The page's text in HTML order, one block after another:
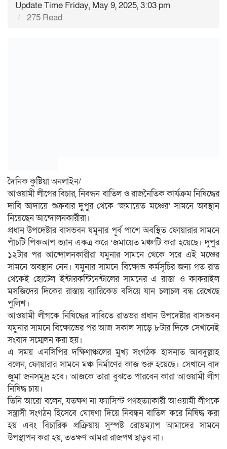
Update Time Friday, May 9, 2025, 3:03 pm
275 Read
দৈনিক কুষ্টিয়া অনলাইন/
আওয়ামী লীগের বিচার, নিবন্ধন বাতিল ও রাজনৈতিক কার্যক্রম নিষিদ্ধের
দাবি আদায়ে শুক্রবার দুপুর থেকে ‘জমায়েত মঞ্চের’ সামনে অবস্থান
নিয়েছেন আন্দোলনকারীরা।
প্রধান উপদেষ্টার বাসভবন যমুনার পূর্ব পাশে অবস্থিত ফোয়ারার সামনে
পাঁচটি পিকআপ ভ্যান একত্র করে ‘জমায়েত মঞ্চ’টি করা হয়েছে। দুপুর
১২টার পর আন্দোলনকারীরা যমুনার সামনে থেকে সরে এই মঞ্চের
সামনে অবস্থান নেন। যমুনার সামনে বিক্ষোভ কর্মসূচির জন্য গত রাত
থেকেই হোটেল ইন্টারকন্টিনেন্টালের সামনের এ রাস্তা ও কাকরাইল
মসজিদের দিকের রাস্তায় ব্যারিকেড বসিয়ে যান চলাচল বন্ধ রেখেছে
পুলিশ।
আওয়ামী লীগকে নিষিদ্ধের দাবিতে রাতভর প্রধান উপদেষ্টার বাসভবন
যমুনার সামনে বিক্ষোভের পর আজ সকাল সাড়ে ৮টার দিকে সেখানেই
সংবাদ সম্মেলন করা হয়।
এ সময় এনসিপির দক্ষিণাঞ্চলের মুখ্য সংগঠক হাসনাত আবদুল্লাহ
বলেন, ফোয়ারার সামনে মঞ্চ নির্মাণের কাজ শুরু হয়েছে। সেখানে বাদ
জুমা জনসমুদ্র হবে। আজকে তারা বুঝতে পারবেন কারা আওয়ামী লীগ
নিষিদ্ধ চায়।
তিনি আরো বলেন, যতক্ষণ না ফ্যাসিস্ট গণহত্যাকারী আওয়ামী লীগকে
সন্ত্রাসী সংগঠন হিসেবে ঘোষণা দিয়ে নিবন্ধন বাতিল করে নিষিদ্ধ করা
হয় এবং বিচারিক প্রক্রিয়ায় সুস্পষ্ট রোডম্যাপ আমাদের সামনে
উপস্থাপন করা হয়, ততক্ষণ আমরা রাজপথ ছাড়ব না।